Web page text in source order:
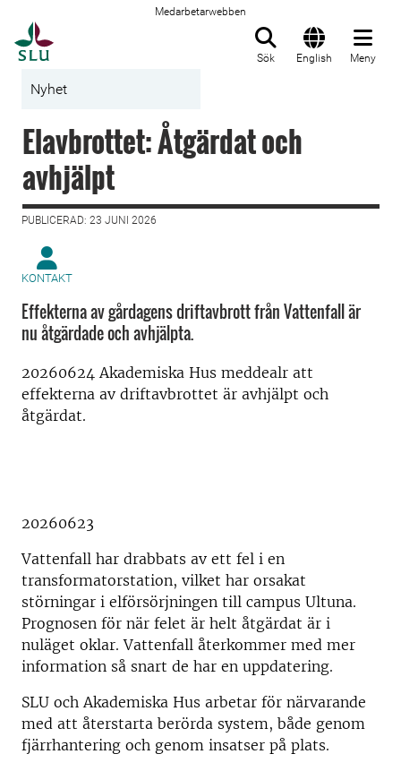
Medarbetarwebben
Sök English Meny
Nyhet
Elavbrottet: Åtgärdat och
avhjälpt
PUBLICERAD: 23 JUNI 2026
KONTAKT
Effekterna av gårdagens driftavbrott från Vattenfall är
nu åtgärdade och avhjälpta.
20260624 Akademiska Hus meddealr att
effekterna av driftavbrottet är avhjälpt och
åtgärdat.
20260623
Vattenfall har drabbats av ett fel i en
transformatorstation, vilket har orsakat
störningar i elförsörjningen till campus Ultuna.
Prognosen för när felet är helt åtgärdat är i
nuläget oklar. Vattenfall återkommer med mer
information så snart de har en uppdatering.
SLU och Akademiska Hus arbetar för närvarande
med att återstarta berörda system, både genom
fjärrhantering och genom insatser på plats.